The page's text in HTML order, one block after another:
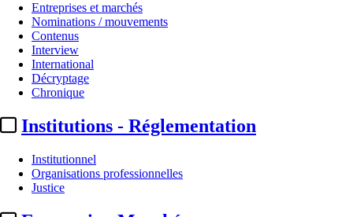
Entreprises et marchés
Nominations / mouvements
Contenus
Interview
International
Décryptage
Chronique
Institutions - Réglementation
Institutionnel
Organisations professionnelles
Justice